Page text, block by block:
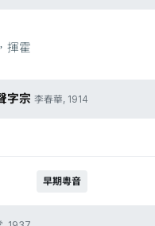
揮霍
字宗 李春華, 1914
早期粵音